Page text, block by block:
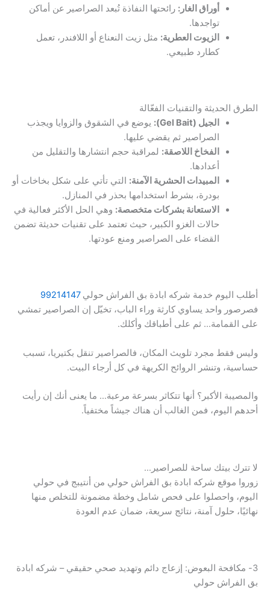
أوراق الغار: رائحتها النفاذة تُبعد الصراصير عن أماكن
تواجدها.
الزيوت العطرية: مثل زيت النعناع أو اللافندر، تعمل
كطارد طبيعي.
الطرق الحديثة والتقنيات الفعّالة
الجيل (Gel Bait
): يوضع في الشقوق والزوايا ويجذب
الصراصير ثم يقضي عليها.
الفخاخ اللاصقة: لمراقبة حجم انتشارها والتقليل من
أعدادها.
المبيدات الحشرية الآمنة: التي تأتي على شكل بخاخات أو
بودرة، بشرط استخدامها بحذر في المنازل.
الاستعانة بشركات متخصصة: وهي الحل الأكثر فعالية في
حالات الغزو الكبير، حيث تعتمد على تقنيات حديثة تضمن
القضاء على الصراصير ومنع عودتها.
أطلب اليوم خدمة شركه ابادة بق الفراش حولي99214147
فصرصور واحد يساوي كارثة وراء الباب، تخيّل إن الصراصير تمشي
على القمامة… ثم على أطباقك وأكلك.
وليس فقط مجرد تلويث المكان، فالصراصير تنقل بكتيريا، تسبب
حساسية، وتنشر الروائح الكريهة في كل أرجاء البيت.
والمصيبة الأكبر؟ أنها تتكاثر بسرعة مرعبة… ما يعنى أنك إن رأيت
أحدهم اليوم، فمن الغالب أن هناك جيشاً مختفياً.
لا تترك بيتك ساحة للصراصير…
زوروا موقع شركه ابادة بق الفراش حولي من أنتيبج في حولي
اليوم، واحصلوا على فحص شامل وخطة مضمونة للتخلص منها
نهائيًا، حلول آمنة، نتائج سريعة، ضمان عدم العودة
3- مكافحة البعوض: إزعاج دائم وتهديد صحي حقيقي – شركه ابادة
بق الفراش حولي